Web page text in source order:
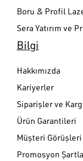
Boru & Profil
Sera Yatırım ve
Bilgi
Hakkımızda
Kariyerler
Siparişler ve
Ürün Garantileri
Müşteri Görüşleri
Promosyon